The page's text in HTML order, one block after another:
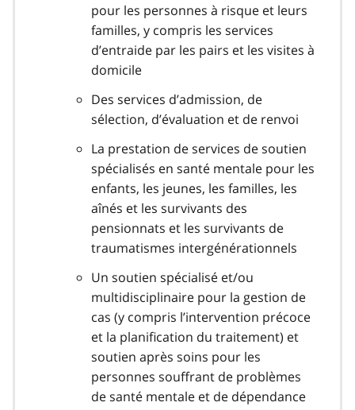
pour les personnes à risque et leurs
familles, y compris les services
d’entraide par les pairs et les visites à
domicile
Des services d’admission, de
sélection, d’évaluation et de renvoi
La prestation de services de soutien
spécialisés en santé mentale pour les
enfants, les jeunes, les familles, les
aînés et les survivants des
pensionnats et les survivants de
traumatismes intergénérationnels
Un soutien spécialisé et/ou
multidisciplinaire pour la gestion de
cas (y compris l’intervention précoce
et la planification du traitement) et
soutien après soins pour les
personnes souffrant de problèmes
de santé mentale et de dépendance